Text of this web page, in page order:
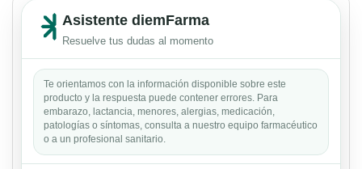
Asistente diemFarma
Resuelve tus dudas al momento
Te orientamos con la información disponible sobre este
producto y la respuesta puede contener errores. Para
embarazo, lactancia, menores, alergias, medicación,
patologías o síntomas, consulta a nuestro equipo farmacéutico
o a un profesional sanitario.